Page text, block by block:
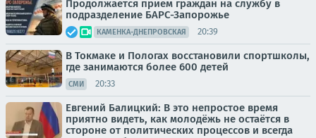
Продолжается прием граждан на службу в
подразделение БАРС-Запорожье
КАМЕНКА-ДНЕПРОВСКАЯ 20:39
В Токмаке и Пологах восстановили спортшколы,
где занимаются более 600 детей
СМИ 20:33
Евгений Балицкий: В это непростое время
приятно видеть, как молодёжь не остаётся в
стороне от политических процессов и всегда